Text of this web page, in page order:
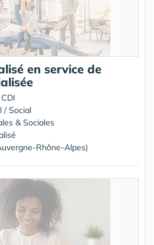
en service de
/ Social
& Sociales
Rhône-Alpes)